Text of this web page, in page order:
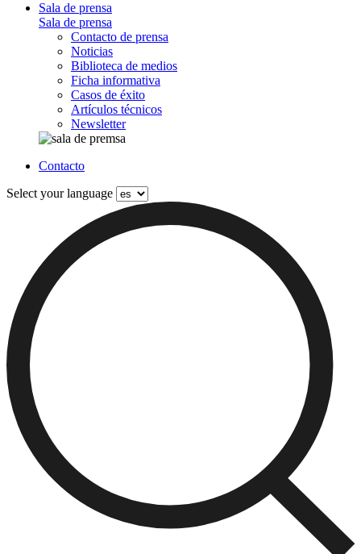
Sala de prensa
Sala de prensa
Contacto de prensa
Noticias
Biblioteca de medios
Ficha informativa
Casos de éxito
Artículos técnicos
Newsletter
Contacto
Select your language